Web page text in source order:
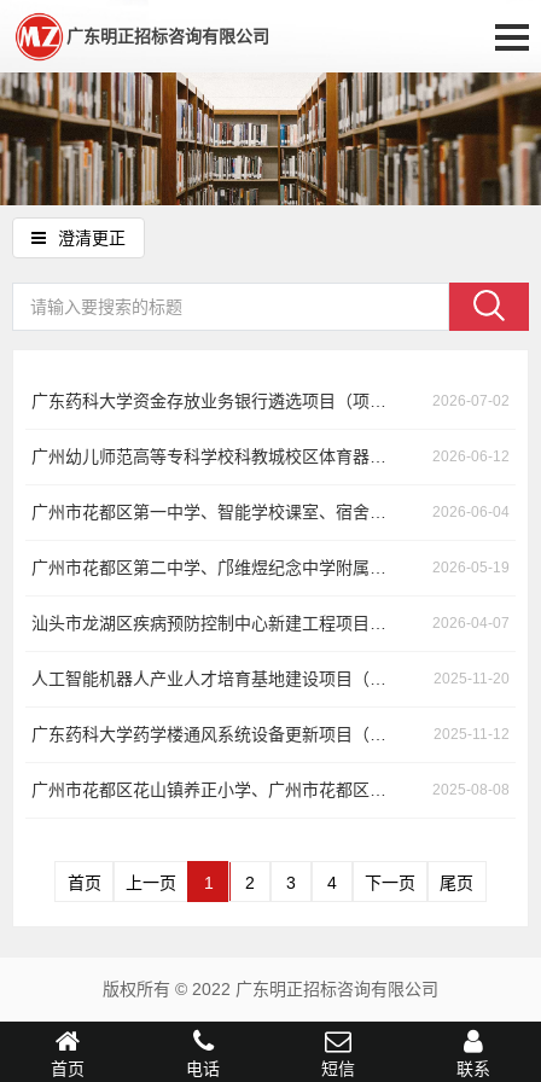
广东明正招标咨询有限公司
澄清更正
2026-07-02
2026-06-12
2026-06-04
2026-05-19
2026-04-07
2025-11-20
2025-11-12
2025-08-08
首页 上一页 1 2 3 4 下一页 尾页
版权所有 © 2022 广东明正招标咨询有限公司
首页 电话 短信 联系